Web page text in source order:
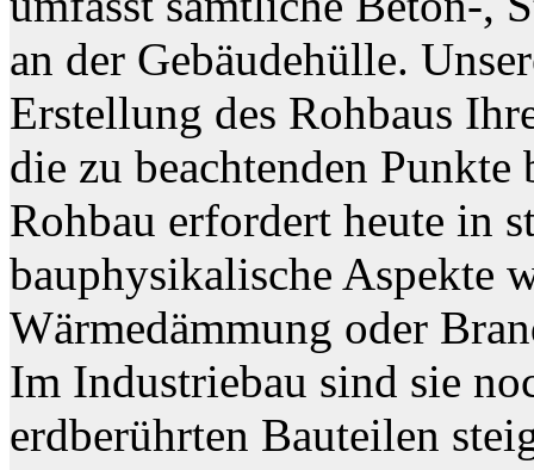
an der Gebäudehülle.
Erstellung des Rohbaus
die zu beachtenden Punkte
Rohbau erfordert heute in
bauphysikalische Aspekte
Wärmedämmung oder
Im Industriebau sind sie
erdberührten Bauteilen